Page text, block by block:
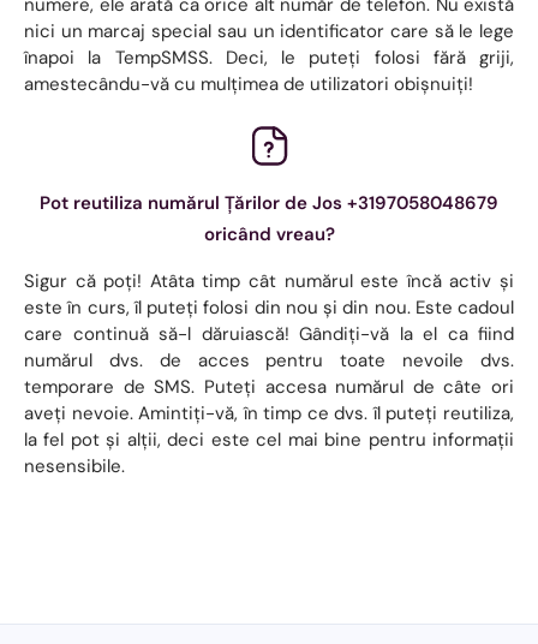
nici un marcaj special sau un identificator care să le lege
înapoi la TempSMSS. Deci, le puteți folosi fără griji,
amestecându-vă cu mulțimea de utilizatori obișnuiți!
Pot reutiliza numărul Țărilor de Jos +3197058048679
oricând vreau?
Sigur că poți! Atâta timp cât numărul este încă activ și
este în curs, îl puteți folosi din nou și din nou. Este cadoul
care continuă să-l dăruiască! Gândiți-vă la el ca fiind
numărul dvs. de acces pentru toate nevoile dvs.
temporare de SMS. Puteți accesa numărul de câte ori
aveți nevoie. Amintiți-vă, în timp ce dvs. îl puteți reutiliza,
la fel pot și alții, deci este cel mai bine pentru informații
nesensibile.